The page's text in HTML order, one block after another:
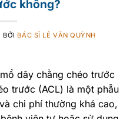
không?
BỞI BÁC SĨ LÊ VĂN QUỲNH
dây chằng chéo trước
trước (ACL) là một phẫu
chi phí thường khá cao,